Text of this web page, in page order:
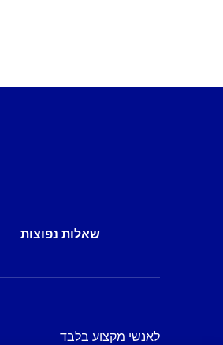
שאלות נפוצות
לאנשי מקצוע בלבד